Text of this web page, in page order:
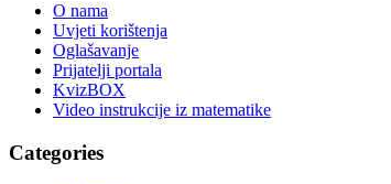
O nama
Uvjeti korištenja
Oglašavanje
Prijatelji portala
KvizBOX
Video instrukcije iz matematike
Categories